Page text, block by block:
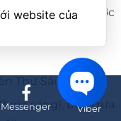
chỗ có thể được
Thứ Sáu.
giờ sáng), bữa trưa
Messenger Viber
website của